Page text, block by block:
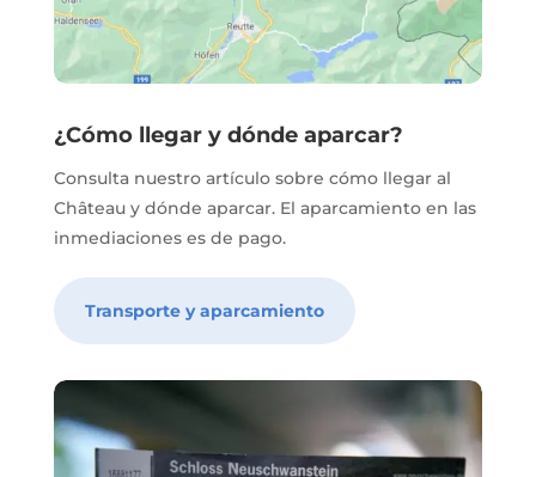
¿Cómo llegar y dónde aparcar?
Consulta nuestro artículo sobre cómo llegar al
Château y dónde aparcar. El aparcamiento en las
inmediaciones es de pago.
Transporte y aparcamiento